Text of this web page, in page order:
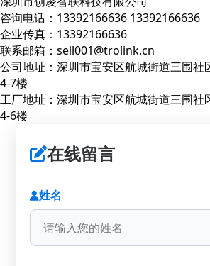
咨询电话：13392166636 13392166636
企业传真：13392166636
联系邮箱：sell001@trolink.cn
公司地址：深圳市宝安区航城街道三围社
4-7楼
工厂地址：深圳市宝安区航城街道三围社
4-6楼
在线留言
姓名